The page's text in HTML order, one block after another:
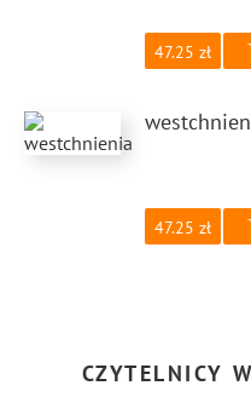
47.25
47.25
CZYTELNICY